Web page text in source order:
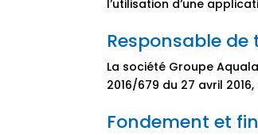
l’utilisation d’une
Responsable
La société Groupe
2016/679 du 27 avril
Fondement et